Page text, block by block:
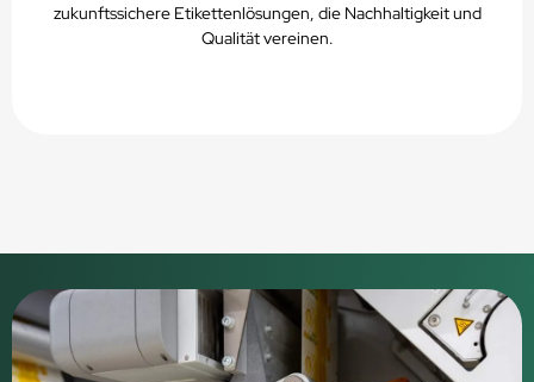
zukunftssichere Etikettenlösungen, die Nachhaltigkeit und
Qualität vereinen.